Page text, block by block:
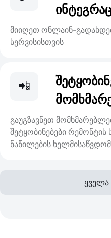
მიიღეთ ონლაინ-
სერვისისთვის
📲
გაუგზავნეთ
შეტყობინებები
ნაწილების
ყველა